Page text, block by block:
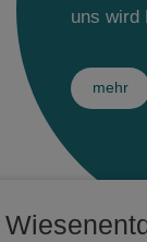
Themenwelt:
Museumcafé
Ponickauhaus
Fachbereich
Sammlungen
Mitarbeiter
Fachbereich
Sammlungen
Sammlungen
Fachbereich
Sammlungen
Mitarbeiter
Fachbereich
Bibliothek
Museum
Publikationen
Jobangebote
uns wird
mehr